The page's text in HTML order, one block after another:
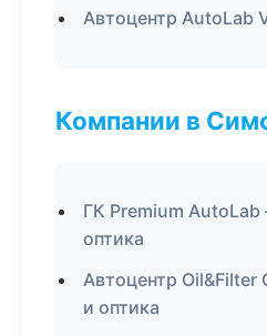
Автоцентр AutoLab
Компании в
ГК Premium
оптика
Автоцентр
и оптика